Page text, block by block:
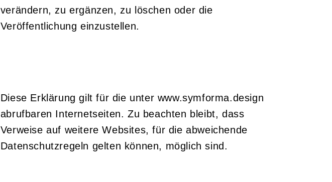
verändern, zu ergänzen, zu löschen oder die
Veröffentlichung einzustellen.
Diese Erklärung gilt für die unter www.symforma.design
abrufbaren Internetseiten. Zu beachten bleibt, dass
Verweise auf weitere Websites, für die abweichende
Datenschutzregeln gelten können, möglich sind.